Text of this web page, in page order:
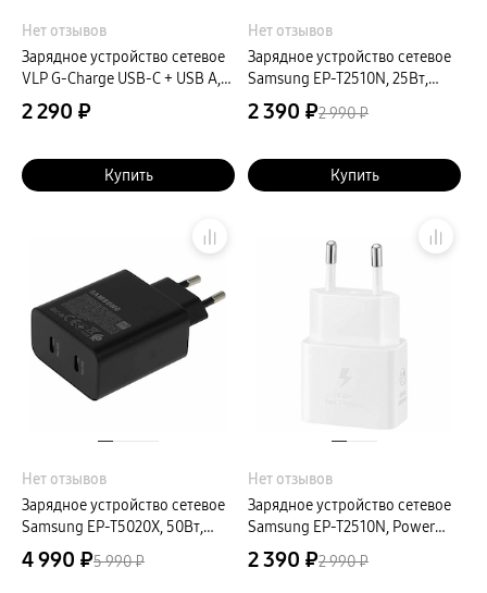
Нет отзывов
Зарядное устройство сетевое
VLP G-Charge USB-C + USB A,
30Вт, белый
2 290 ₽
Купить
Нет отзывов
Зарядное устройство сетевое
Samsung EP-T2510N, 25Вт,
черный
2 390 ₽2 990 ₽
Купить
Нет отзывов
Зарядное устройство сетевое
Samsung EP-T5020X, 50Вт,
черный
4 990 ₽5 990 ₽
Нет отзывов
Зарядное устройство сетевое
Samsung EP-T2510N, Power
Delivery, 25Вт, белый
2 390 ₽2 990 ₽